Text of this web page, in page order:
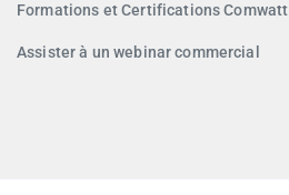
Formations et Certifications Comwatt
Assister à un webinar commercial